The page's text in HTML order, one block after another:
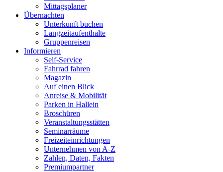
Mittagsplaner
Übernachten
Unterkunft buchen
Langzeitaufenthalte
Gruppenreisen
Informieren
Self-Service
Fahrrad fahren
Magazin
Auf einen Blick
Anreise & Mobilität
Parken in Hallein
Broschüren
Veranstaltungsstätten
Seminarräume
Freizeiteinrichtungen
Unternehmen von A-Z
Zahlen, Daten, Fakten
Premiumpartner